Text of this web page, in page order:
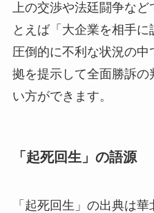
上の交渉や法廷闘争など
とえば「大企業を相手
圧倒的に不利な状況の
拠を提示して全面勝訴
い方ができます。
「起死回生」の語源
「起死回生」の出典は